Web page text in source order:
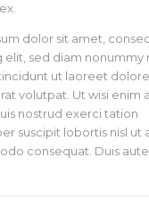
dolor sit amet,
elit, sed diam nonummy
ut laoreet
volutpat. Ut wisi enim
nostrud exerci tation
suscipit lobortis nisl ut
consequat. Duis